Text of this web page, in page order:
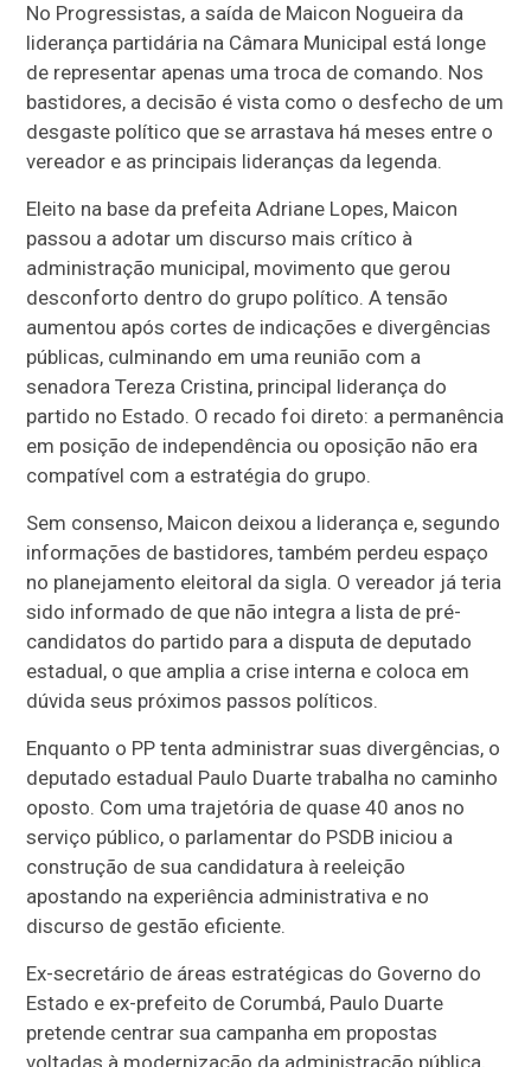
No Progressistas, a saída de Maicon Nogueira da
liderança partidária na Câmara Municipal está longe
de representar apenas uma troca de comando. Nos
bastidores, a decisão é vista como o desfecho de um
desgaste político que se arrastava há meses entre o
vereador e as principais lideranças da legenda.
Eleito na base da prefeita Adriane Lopes, Maicon
passou a adotar um discurso mais crítico à
administração municipal, movimento que gerou
desconforto dentro do grupo político. A tensão
aumentou após cortes de indicações e divergências
públicas, culminando em uma reunião com a
senadora Tereza Cristina, principal liderança do
partido no Estado. O recado foi direto: a permanência
em posição de independência ou oposição não era
compatível com a estratégia do grupo.
Sem consenso, Maicon deixou a liderança e, segundo
informações de bastidores, também perdeu espaço
no planejamento eleitoral da sigla. O vereador já teria
sido informado de que não integra a lista de pré-
candidatos do partido para a disputa de deputado
estadual, o que amplia a crise interna e coloca em
dúvida seus próximos passos políticos.
Enquanto o PP tenta administrar suas divergências, o
deputado estadual Paulo Duarte trabalha no caminho
oposto. Com uma trajetória de quase 40 anos no
serviço público, o parlamentar do PSDB iniciou a
construção de sua candidatura à reeleição
apostando na experiência administrativa e no
discurso de gestão eficiente.
Ex-secretário de áreas estratégicas do Governo do
Estado e ex-prefeito de Corumbá, Paulo Duarte
pretende centrar sua campanha em propostas